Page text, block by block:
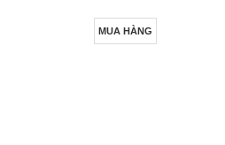
MUA HÀNG